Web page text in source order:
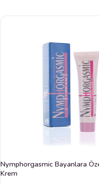
Nymphorgasmic Bayanlara
Krem